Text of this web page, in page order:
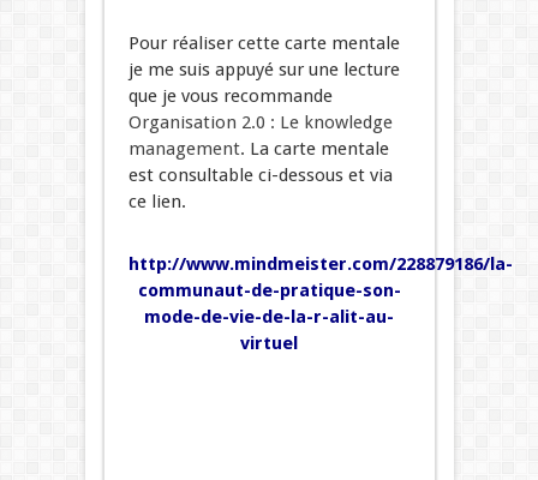
Pour réaliser cette carte mentale
je me suis appuyé sur une lecture
que je vous recommande
Organisation 2.0 : Le knowledge
management. La carte mentale
est consultable ci-dessous et via
ce lien.
http://www.mindmeister.com/228879186/la-
communaut-de-pratique-son-
mode-de-vie-de-la-r-alit-au-
virtuel